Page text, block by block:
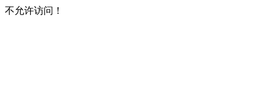
不允许访问！